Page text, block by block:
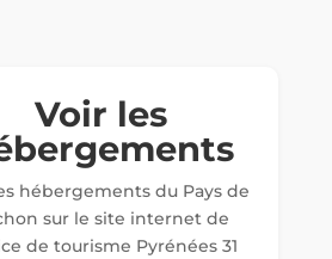
Voir les
hébergements du Pays de
sur le site internet de
de tourisme Pyrénées 31